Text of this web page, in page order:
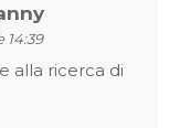
14:39
alla ricerca di